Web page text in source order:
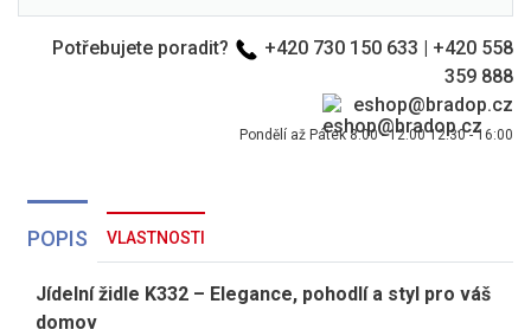
Potřebujete poradit? +420 730 150 633
+420 558
359 888
eshop@bradop.cz
Pondělí až Pátek 8:00 - 12:00 12:30 - 16:00
POPIS VLASTNOSTI
Jídelní židle K332 – Elegance, pohodlí a styl pro váš
domov